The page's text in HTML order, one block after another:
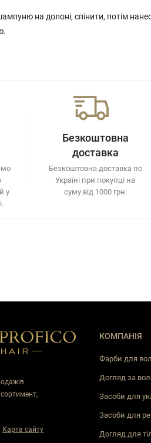
на долоні, спінити, потім
у
Безкоштовна
доставка
Безкоштовна доставка по
Україні при покупці на
суму від 1000 грн.
Карта сайту
КОМПАНІЯ
Фарби для
Догляд за
Засоби для
Засоби для
Догляд для